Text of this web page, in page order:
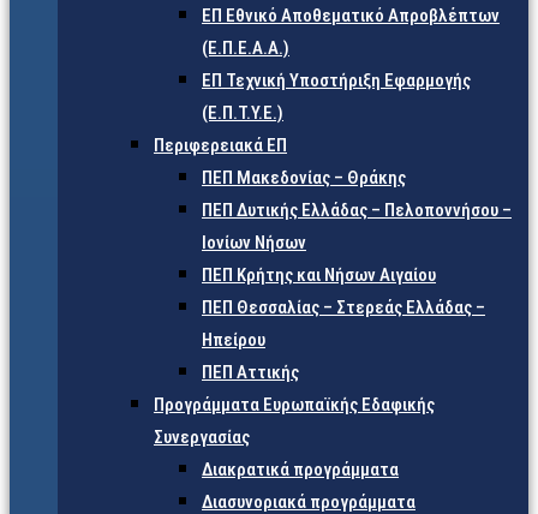
ΕΠ Εθνικό Αποθεματικό Απροβλέπτων
(Ε.Π.Ε.Α.Α.)
ΕΠ Τεχνική Υποστήριξη Εφαρμογής
(Ε.Π.Τ.Υ.Ε.)
Περιφερειακά ΕΠ
ΠΕΠ Μακεδονίας – Θράκης
ΠΕΠ Δυτικής Ελλάδας – Πελοποννήσου –
Ιονίων Νήσων
ΠΕΠ Κρήτης και Νήσων Αιγαίου
ΠΕΠ Θεσσαλίας – Στερεάς Ελλάδας –
Ηπείρου
ΠΕΠ Αττικής
Προγράμματα Ευρωπαϊκής Εδαφικής
Συνεργασίας
Διακρατικά προγράμματα
Διασυνοριακά προγράμματα